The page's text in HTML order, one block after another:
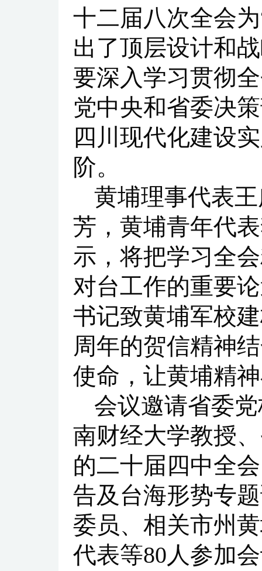
十二届八次全会
出了顶层设计和
要深入学习贯彻
党中央和省委决
四川现代化建设
阶。
黄埔理事代表
芳，黄埔青年代
示，将把学习全
对台工作的重要
书记致黄埔军校
周年的贺信精神
使命，让黄埔精
会议邀请省委
南财经大学教授
的二十届四中全
告及台海形势专
委员、相关市州
代表等80人参加